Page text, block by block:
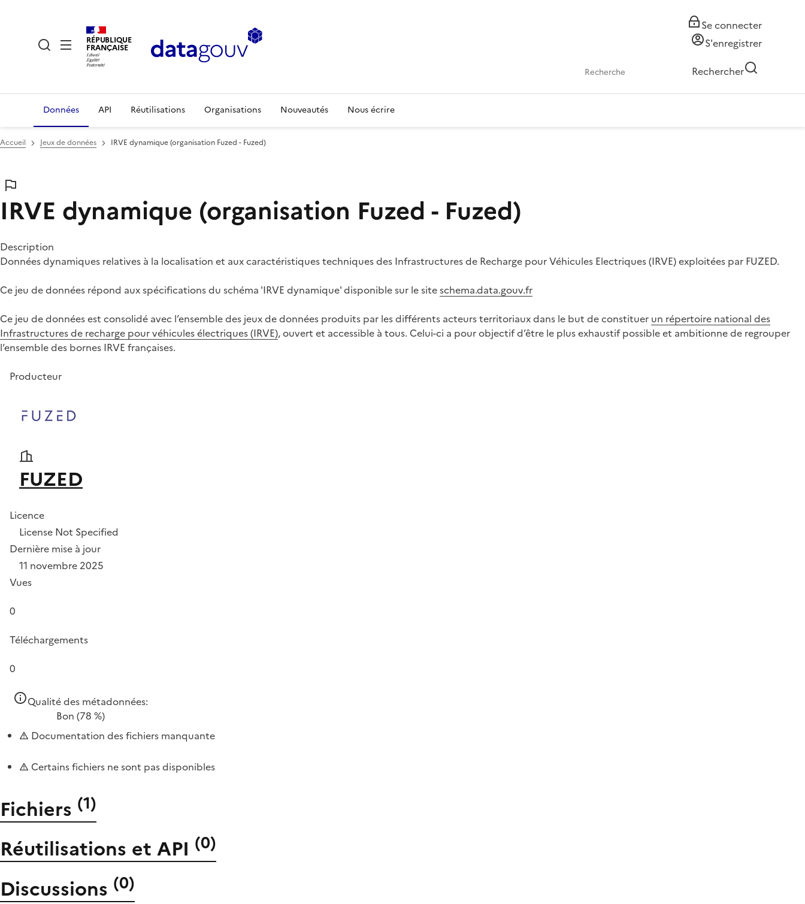
RÉPUBLIQUE
FRANÇAISE
Se connecter
S'enregistrer
Rechercher
Données API Réutilisations Organisations Nouveautés Nous écrire
Accueil Jeux de données IRVE dynamique (organisation Fuzed - Fuzed)
IRVE dynamique (organisation Fuzed - Fuzed)
Description
Données dynamiques relatives à la localisation et aux caractéristiques techniques des Infrastructures de Recharge pour Véhicules Electriques (IRVE) exploitées par FUZED.
Ce jeu de données répond aux spécifications du schéma 'IRVE dynamique' disponible sur le siteschema.data.gouv.fr
Ce jeu de données est consolidé avec l’ensemble des jeux de données produits par les différents acteurs territoriaux dans le but de constituer un répertoire national des
Infrastructures de recharge pour véhicules électriques (IRVE), ouvert et accessible à tous. Celui-ci a pour objectif d’être le plus exhaustif possible et ambitionne de regrouper
l’ensemble des bornes IRVE françaises.
Producteur
FUZED
Licence
License Not Specified
Dernière mise à jour
11 novembre 2025
Vues
0
Téléchargements
0
Qualité des métadonnées:
Bon (78 %)
Documentation des fichiers manquante
Certains fichiers ne sont pas disponibles
Fichiers (1)
Réutilisations et API (0)
Discussions (0)